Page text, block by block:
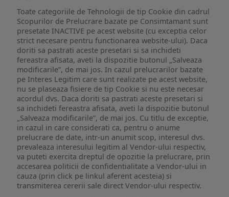
Toate categoriile de Tehnologii de tip Cookie din cadrul
Scopurilor de Prelucrare bazate pe Consimtamant sunt
presetate INACTIVE pe acest website (cu exceptia celor
strict necesare pentru functionarea website-ului). Daca
doriti sa pastrati aceste presetari si sa inchideti
fereastra afisata, aveti la dispozitie butonul „Salveaza
modificarile”, de mai jos. In cazul prelucrarilor bazate
pe Interes Legitim care sunt realizate pe acest website,
nu se plaseaza fisiere de tip Cookie si nu este necesar
acordul dvs. Daca doriti sa pastrati aceste presetari si
sa inchideti fereastra afisata, aveti la dispozitie butonul
„Salveaza modificarile”, de mai jos. Cu titlu de exceptie,
in cazul in care considerati ca, pentru o anume
prelucrare de date, intr-un anumit scop, interesul dvs.
prevaleaza interesului legitim al Vendor-ului respectiv,
va puteti exercita dreptul de opozitie la prelucrare, prin
accesarea politicii de confidentialitate a Vendor-ului in
cauza (prin click pe linkul aferent acesteia) si
transmiterea cererii sale direct Vendor-ului respectiv.